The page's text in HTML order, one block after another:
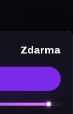
Zdarma